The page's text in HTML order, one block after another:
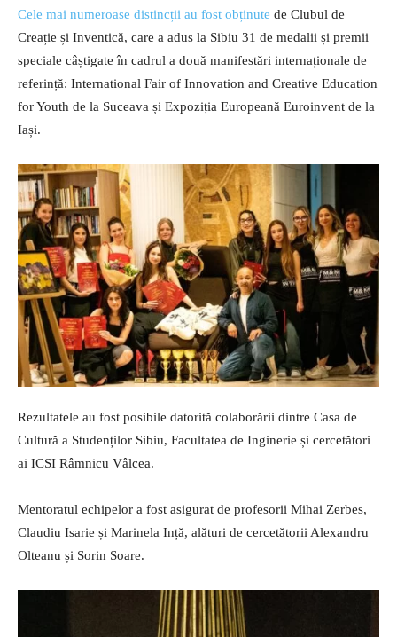
Cele mai numeroase distincții au fost obținute de Clubul de
Creație și Inventică, care a adus la Sibiu 31 de medalii și premii
speciale câștigate în cadrul a două manifestări internaționale de
referință: International Fair of Innovation and Creative Education
for Youth de la Suceava și Expoziția Europeană Euroinvent de la
Iași.
Rezultatele au fost posibile datorită colaborării dintre Casa de
Cultură a Studenților Sibiu, Facultatea de Inginerie și cercetători
ai ICSI Râmnicu Vâlcea.
Mentoratul echipelor a fost asigurat de profesorii Mihai Zerbes,
Claudiu Isarie și Marinela Ință, alături de cercetătorii Alexandru
Olteanu și Sorin Soare.